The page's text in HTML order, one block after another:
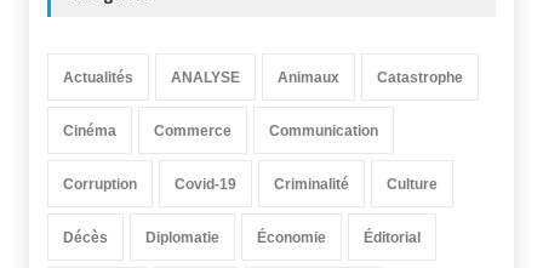
Actualités ANALYSE Animaux Catastrophe
Cinéma Commerce Communication
Corruption Covid-19 Criminalité Culture
Décès Diplomatie Économie Éditorial